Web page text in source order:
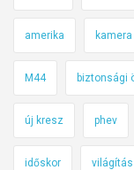
amerika kamera
M44 biztonsági
új kresz phev
időskor világítás